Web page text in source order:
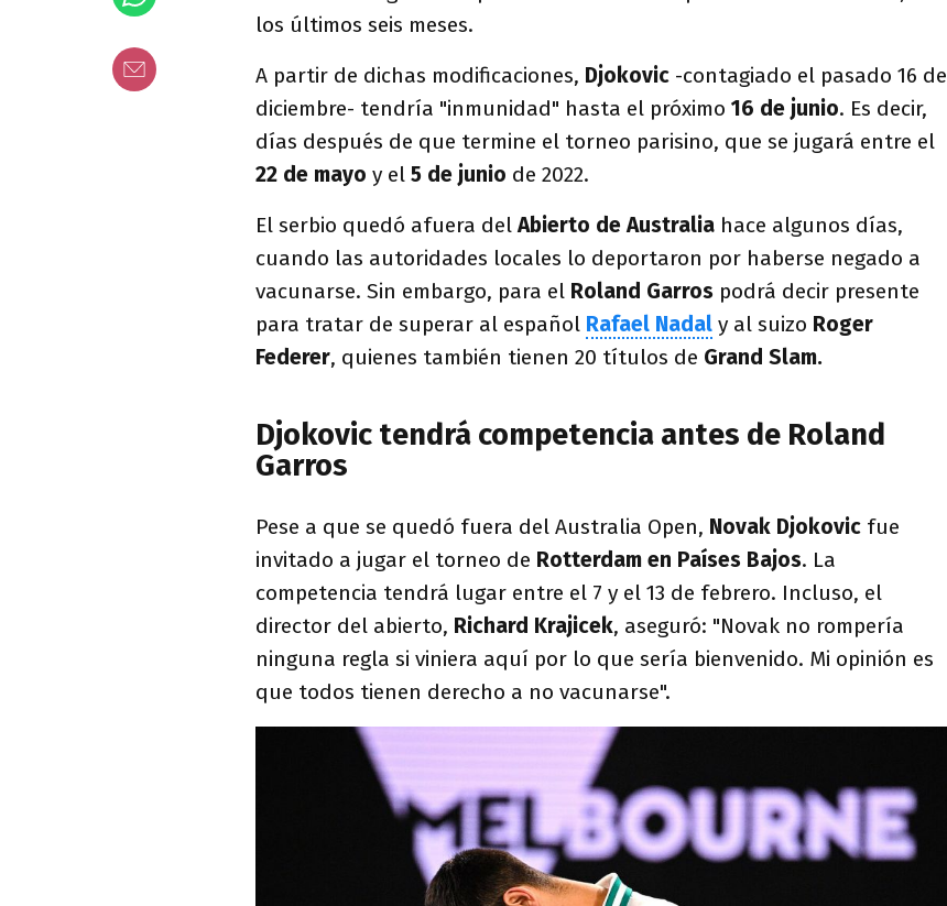
los últimos seis meses.
A partir de dichas modificaciones, Djokovic -contagiado el pasado 16 de
diciembre- tendría "inmunidad" hasta el próximo 16 de junio. Es decir,
días después de que termine el torneo parisino, que se jugará entre el
22 de mayo y el 5 de junio de 2022.
El serbio quedó afuera delAbierto de Australia hace algunos días,
cuando las autoridades locales lo deportaron por haberse negado a
vacunarse. Sin embargo, para el Roland Garros podrá decir presente
para tratar de superar al español Rafael Nadal y al suizo Roger
Federer, quienes también tienen 20 títulos de Grand Slam.
Djokovic tendrá competencia antes de Roland
Garros
Pese a que se quedó fuera del Australia Open, Novak Djokovic fue
invitado a jugar el torneo de Rotterdam en Países Bajos. La
competencia tendrá lugar entre el 7 y el 13 de febrero. Incluso, el
director del abierto, Richard Krajicek, aseguró: "Novak no rompería
ninguna regla si viniera aquí por lo que sería bienvenido. Mi opinión es
que todos tienen derecho a no vacunarse".